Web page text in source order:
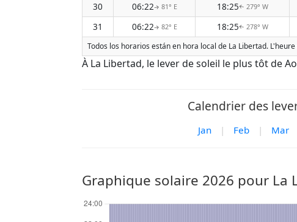
30
06:22↑ 81° E 18:25↑ 279° W
31
06:22↑ 82° E 18:25↑ 278° W
Todos los horarios están en hora local de La Libertad.
À La Libertad, le lever de soleil le plus tôt de
Calendrier des
Jan | Feb | Mar
Graphique solaire 2026 pour La